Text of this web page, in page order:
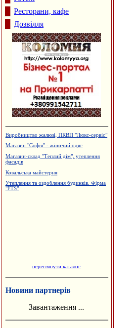
Ресторани, кафе
Дозвілля
Виробництво жалюзі, ПКВП "Люкс-сервіс"
Магазин "Софія" - жіночий одяг
Магазин-склад "Теплий дім", утеплення
фасадів
Ковальська майстерня
Утеплення та оздоблення будинків. Фірма
"FTS"
переглянути каталог
Новини партнерів
Завантаження ...